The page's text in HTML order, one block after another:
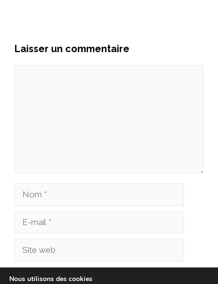
Laisser un commentaire
Nom
Site
Enregistrer mon nom, mon e-mail et mon site
Nous utilisons des cookies